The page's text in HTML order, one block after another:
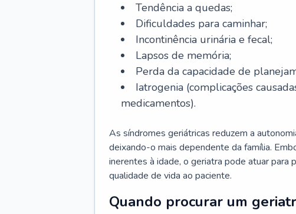
Tendência a quedas;
Dificuldades para caminhar;
Incontinência urinária e fecal;
Lapsos de memória;
Perda da capacidade de
Iatrogenia (complicações
medicamentos).
As síndromes geriátricas reduzem a
deixando-o mais dependente da família.
inerentes à idade, o geriatra pode atuar para
qualidade de vida ao paciente.
Quando procurar um